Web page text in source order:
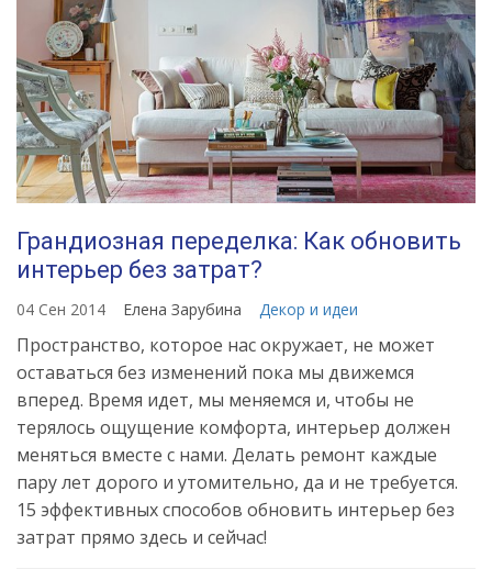
Грандиозная переделка: Как обновить
интерьер без затрат?
04 Сен 2014 Елена Зарубина Декор и идеи
Пространство, которое нас окружает, не может
оставаться без изменений пока мы движемся
вперед. Время идет, мы меняемся и, чтобы не
терялось ощущение комфорта, интерьер должен
меняться вместе с нами. Делать ремонт каждые
пару лет дорого и утомительно, да и не требуется.
15 эффективных способов обновить интерьер без
затрат прямо здесь и сейчас!